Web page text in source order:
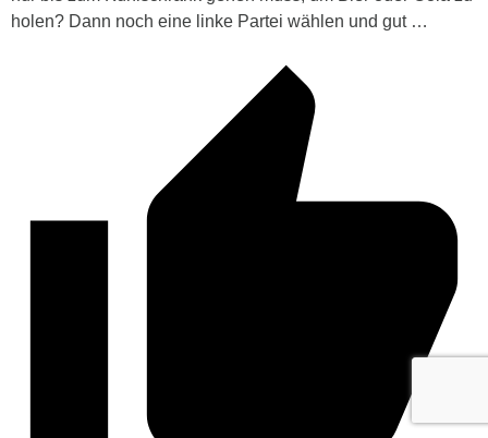
holen? Dann noch eine linke Partei wählen und gut …